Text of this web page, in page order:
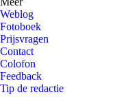
Weblog
Fotoboek
Prijsvragen
Contact
Colofon
Feedback
Tip de redactie